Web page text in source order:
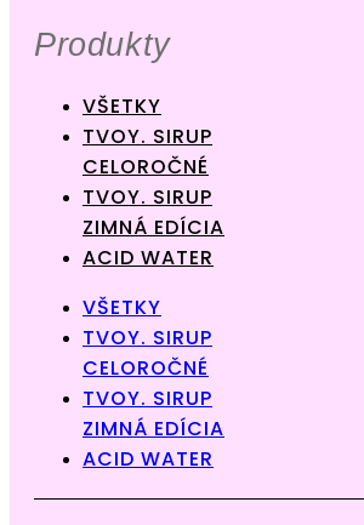
Produkty
VŠETKY
TVOY. SIRUP
CELOROČNÉ
TVOY. SIRUP
ZIMNÁ EDÍCIA
ACID WATER
VŠETKY
TVOY. SIRUP
CELOROČNÉ
TVOY. SIRUP
ZIMNÁ EDÍCIA
ACID WATER